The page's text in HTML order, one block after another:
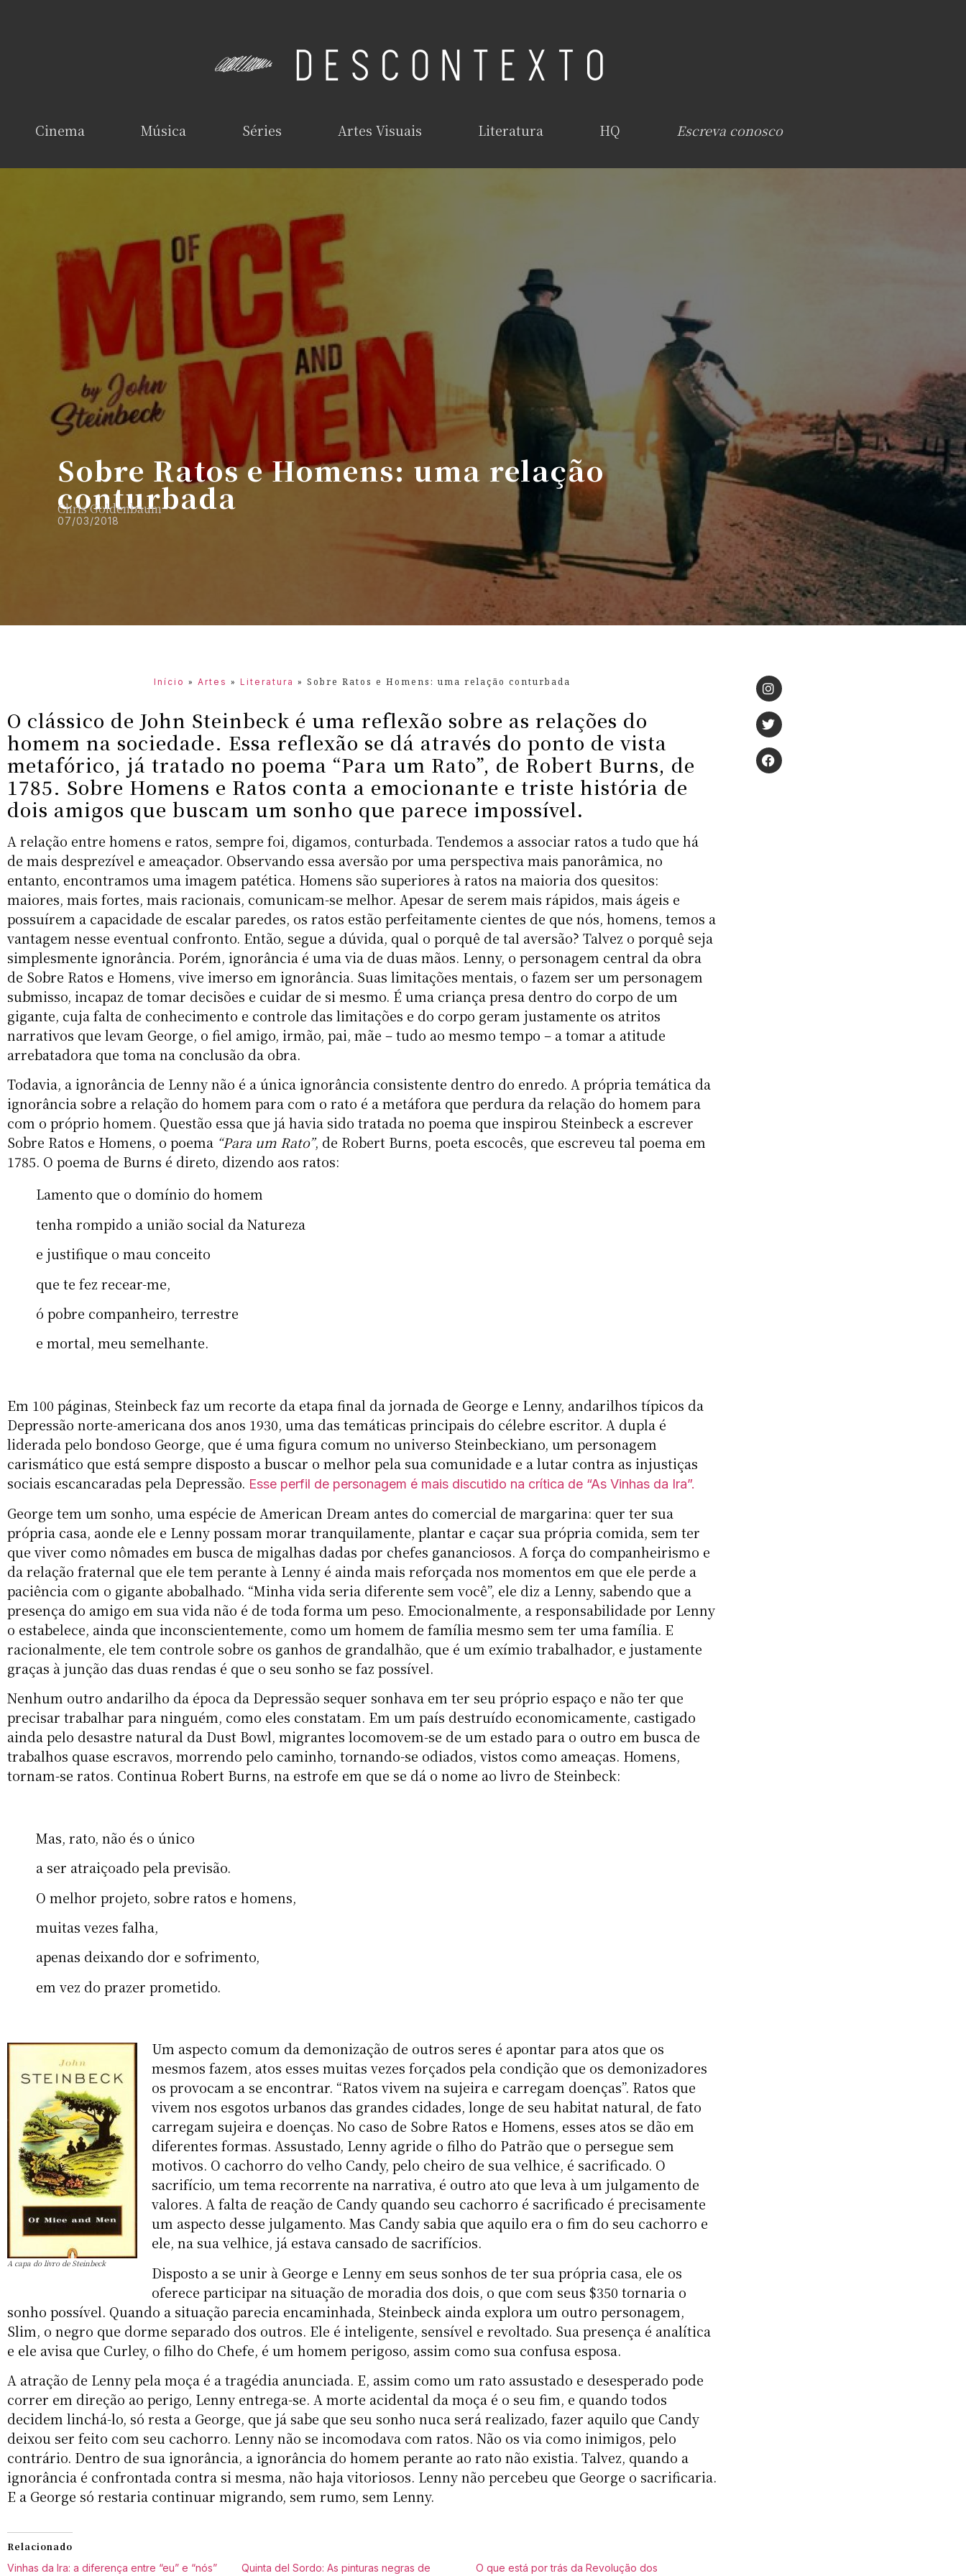
Cinema Música Séries Artes Visuais Literatura HQ Escreva conosco
Sobre Ratos e Homens: uma relação
conturbada
Chris Goldenbaum
07/03/2018
Início » Artes » Literatura » Sobre Ratos e Homens: uma relação conturbada
O clássico de John Steinbeck é uma reflexão sobre as relações do
homem na sociedade. Essa reflexão se dá através do ponto de vista
metafórico, já tratado no poema “Para um Rato”, de Robert Burns, de
1785. Sobre Homens e Ratos conta a emocionante e triste história de
dois amigos que buscam um sonho que parece impossível.
A relação entre homens e ratos, sempre foi, digamos, conturbada. Tendemos a associar ratos a tudo que há
de mais desprezível e ameaçador. Observando essa aversão por uma perspectiva mais panorâmica, no
entanto, encontramos uma imagem patética. Homens são superiores à ratos na maioria dos quesitos:
maiores, mais fortes, mais racionais, comunicam-se melhor. Apesar de serem mais rápidos, mais ágeis e
possuírem a capacidade de escalar paredes, os ratos estão perfeitamente cientes de que nós, homens, temos a
vantagem nesse eventual confronto. Então, segue a dúvida, qual o porquê de tal aversão? Talvez o porquê seja
simplesmente ignorância. Porém, ignorância é uma via de duas mãos. Lenny, o personagem central da obra
de Sobre Ratos e Homens, vive imerso em ignorância. Suas limitações mentais, o fazem ser um personagem
submisso, incapaz de tomar decisões e cuidar de si mesmo. É uma criança presa dentro do corpo de um
gigante, cuja falta de conhecimento e controle das limitações e do corpo geram justamente os atritos
narrativos que levam George, o fiel amigo, irmão, pai, mãe – tudo ao mesmo tempo – a tomar a atitude
arrebatadora que toma na conclusão da obra.
Todavia, a ignorância de Lenny não é a única ignorância consistente dentro do enredo. A própria temática da
ignorância sobre a relação do homem para com o rato é a metáfora que perdura da relação do homem para
com o próprio homem. Questão essa que já havia sido tratada no poema que inspirou Steinbeck a escrever
Sobre Ratos e Homens, o poema “Para um Rato”, de Robert Burns, poeta escocês, que escreveu tal poema em
1785. O poema de Burns é direto, dizendo aos ratos:
Lamento que o domínio do homem
tenha rompido a união social da Natureza
e justifique o mau conceito
que te fez recear-me,
ó pobre companheiro, terrestre
e mortal, meu semelhante.
Em 100 páginas, Steinbeck faz um recorte da etapa final da jornada de George e Lenny, andarilhos típicos da
Depressão norte-americana dos anos 1930, uma das temáticas principais do célebre escritor. A dupla é
liderada pelo bondoso George, que é uma figura comum no universo Steinbeckiano, um personagem
carismático que está sempre disposto a buscar o melhor pela sua comunidade e a lutar contra as injustiças
sociais escancaradas pela Depressão. Esse perfil de personagem é mais discutido na crítica de “As Vinhas da Ira”.
George tem um sonho, uma espécie de American Dream antes do comercial de margarina: quer ter sua
própria casa, aonde ele e Lenny possam morar tranquilamente, plantar e caçar sua própria comida, sem ter
que viver como nômades em busca de migalhas dadas por chefes gananciosos. A força do companheirismo e
da relação fraternal que ele tem perante à Lenny é ainda mais reforçada nos momentos em que ele perde a
paciência com o gigante abobalhado. “Minha vida seria diferente sem você”, ele diz a Lenny, sabendo que a
presença do amigo em sua vida não é de toda forma um peso. Emocionalmente, a responsabilidade por Lenny
o estabelece, ainda que inconscientemente, como um homem de família mesmo sem ter uma família. E
racionalmente, ele tem controle sobre os ganhos de grandalhão, que é um exímio trabalhador, e justamente
graças à junção das duas rendas é que o seu sonho se faz possível.
Nenhum outro andarilho da época da Depressão sequer sonhava em ter seu próprio espaço e não ter que
precisar trabalhar para ninguém, como eles constatam. Em um país destruído economicamente, castigado
ainda pelo desastre natural da Dust Bowl, migrantes locomovem-se de um estado para o outro em busca de
trabalhos quase escravos, morrendo pelo caminho, tornando-se odiados, vistos como ameaças. Homens,
tornam-se ratos. Continua Robert Burns, na estrofe em que se dá o nome ao livro de Steinbeck:
Mas, rato, não és o único
a ser atraiçoado pela previsão.
O melhor projeto, sobre ratos e homens,
muitas vezes falha,
apenas deixando dor e sofrimento,
em vez do prazer prometido.
A capa do livro de Steinbeck
Um aspecto comum da demonização de outros seres é apontar para atos que os
mesmos fazem, atos esses muitas vezes forçados pela condição que os demonizadores
os provocam a se encontrar. “Ratos vivem na sujeira e carregam doenças”. Ratos que
vivem nos esgotos urbanos das grandes cidades, longe de seu habitat natural, de fato
carregam sujeira e doenças. No caso de Sobre Ratos e Homens, esses atos se dão em
diferentes formas. Assustado, Lenny agride o filho do Patrão que o persegue sem
motivos. O cachorro do velho Candy, pelo cheiro de sua velhice, é sacrificado. O
sacrifício, um tema recorrente na narrativa, é outro ato que leva à um julgamento de
valores. A falta de reação de Candy quando seu cachorro é sacrificado é precisamente
um aspecto desse julgamento. Mas Candy sabia que aquilo era o fim do seu cachorro e
ele, na sua velhice, já estava cansado de sacrifícios.
Disposto a se unir à George e Lenny em seus sonhos de ter sua própria casa, ele os
oferece participar na situação de moradia dos dois, o que com seus $350 tornaria o
sonho possível. Quando a situação parecia encaminhada, Steinbeck ainda explora um outro personagem,
Slim, o negro que dorme separado dos outros. Ele é inteligente, sensível e revoltado. Sua presença é analítica
e ele avisa que Curley, o filho do Chefe, é um homem perigoso, assim como sua confusa esposa.
A atração de Lenny pela moça é a tragédia anunciada. E, assim como um rato assustado e desesperado pode
correr em direção ao perigo, Lenny entrega-se. A morte acidental da moça é o seu fim, e quando todos
decidem linchá-lo, só resta a George, que já sabe que seu sonho nuca será realizado, fazer aquilo que Candy
deixou ser feito com seu cachorro. Lenny não se incomodava com ratos. Não os via como inimigos, pelo
contrário. Dentro de sua ignorância, a ignorância do homem perante ao rato não existia. Talvez, quando a
ignorância é confrontada contra si mesma, não haja vitoriosos. Lenny não percebeu que George o sacrificaria.
E a George só restaria continuar migrando, sem rumo, sem Lenny.
Relacionado
Vinhas da Ira: a diferença entre “eu” e “nós”
Quinta del Sordo: As pinturas negras de O que está por trás da Revolução dos